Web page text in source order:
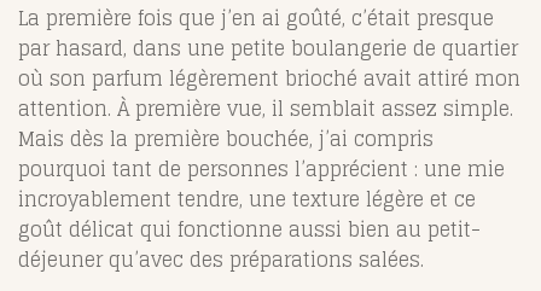
La première fois que j’en ai goûté, c’était presque
par hasard, dans une petite boulangerie de quartier
où son parfum légèrement brioché avait attiré mon
attention. À première vue, il semblait assez simple.
Mais dès la première bouchée, j’ai compris
pourquoi tant de personnes l’apprécient : une mie
incroyablement tendre, une texture légère et ce
goût délicat qui fonctionne aussi bien au petit-
déjeuner qu’avec des préparations salées.